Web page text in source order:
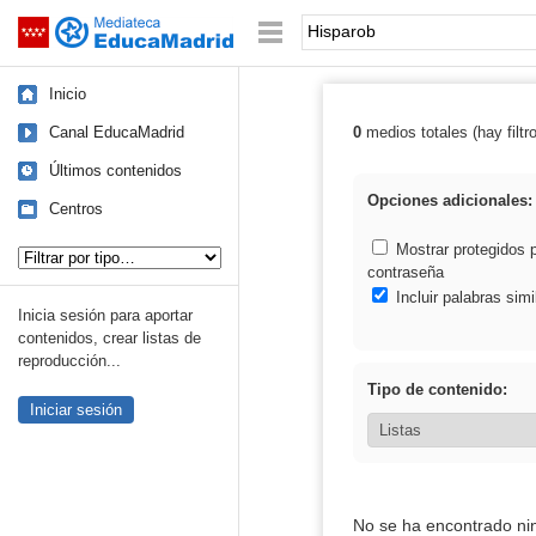
Saltar navegación Palabra o frase:
Inicio
Canal EducaMadrid
Últimos contenidos
Centros
Inicia sesión para aportar
contenidos, crear listas de
reproducción...
Iniciar sesión
Resultados de:
0medios totales (hay
Opciones adicionales:
Mostrar protegidos
contraseña
Incluir palabras
Tipo de contenido:
No se ha encontrado